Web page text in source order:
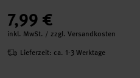
7,99 €
inkl. MwSt. / zzgl. Versandkosten
Lieferzeit: ca. 1-3 Werktage